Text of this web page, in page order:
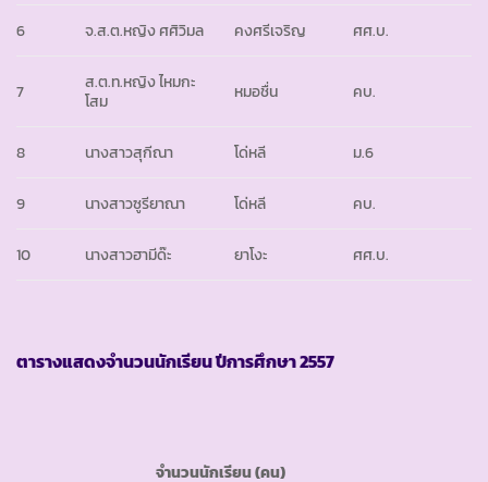
6 จ.ส.ต.หญิง ศศิวิมล คงศรีเจริญ ศศ.บ.
7
ส.ต.ท.หญิง ไหมกะ
โสม
หมอชื่น คบ.
8 นางสาวสุกีณา โด่หลี ม.6
9 นางสาวซูรียาณา โด่หลี คบ.
10 นางสาวฮามีด๊ะ ยาโงะ ศศ.บ.
ตารางแสดงจำนวนนักเรียน ปีการศึกษา2557
จำนวนนักเรียน(คน)